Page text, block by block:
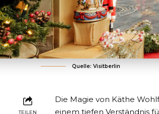
Quelle: Visitberlin
TEILEN
Die Magie von Käthe
einem tiefen Verständnis